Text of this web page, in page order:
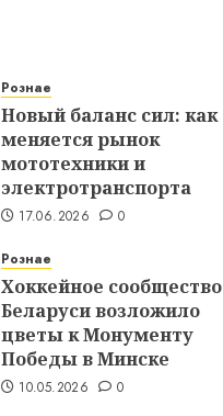
Рознае
Новый баланс сил: как
меняется рынок
мототехники и
электротранспорта
17.06.2026 0
Рознае
Хоккейное сообщество
Беларуси возложило
цветы к Монументу
Победы в Минске
10.05.2026 0